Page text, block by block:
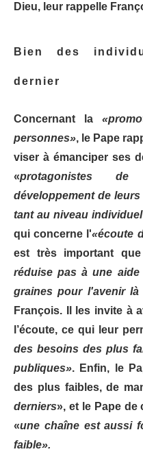
Dieu, leur rappelle
Bien des
dernier
Concernant la
personnes», le Pape
viser à émanciper ses
«protagonistes
développement de
tant au niveau
qui concerne l'«écoute
est très important
réduise pas à une aide
graines pour l'avenir
François. Il les invite à
l’écoute, ce qui leur
des besoins des plus
publiques». Enfin, le
des plus faibles, de
derniers», et le Pape de
«une chaîne est aussi
faible».